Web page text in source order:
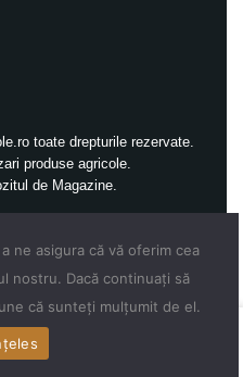
toate drepturile rezervate.
produse agricole.
de Magazine.
ADAUGĂ ÎN COȘ
Favorite
ne asigura că vă oferim cea
nostru. Dacă continuați să
că sunteți mulțumit de el.